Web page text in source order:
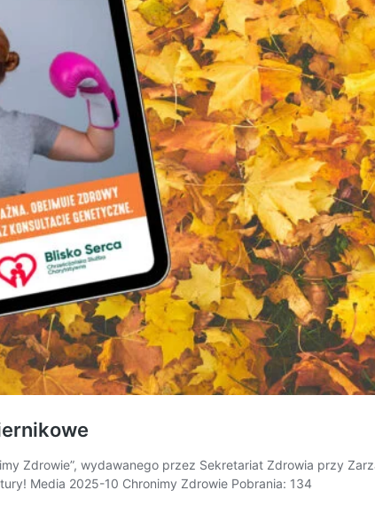
Zdrowie”, wydawanego przez Sekretariat Zdrowia przy
Media 2025-10 Chronimy Zdrowie Pobrania: 134